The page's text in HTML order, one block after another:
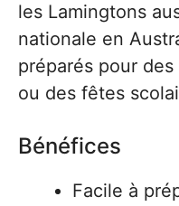
les Lamingtons
nationale en
préparés pour
ou des fêtes
Bénéfices
Facile à